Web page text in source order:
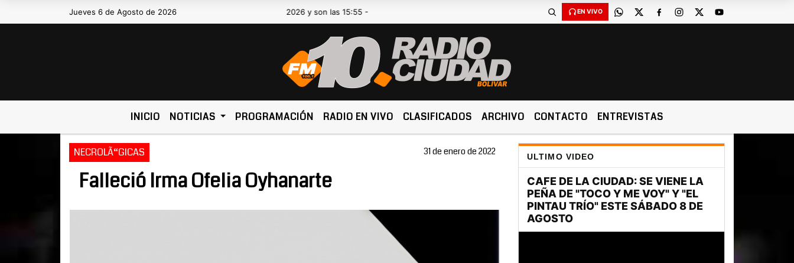
Jueves 6 de Agosto de 2026Hoy es Jueves 6 de Agosto de 2026 y son las 15:55 - EN VIVO
INICIO NOTICIAS PROGRAMACIÓN RADIO EN VIVO CLASIFICADOS ARCHIVO CONTACTO ENTREVISTAS
NECROLÃ“GICAS 31 de enero de 2022
Falleció Irma Ofelia Oyhanarte
ULTIMO VIDEO